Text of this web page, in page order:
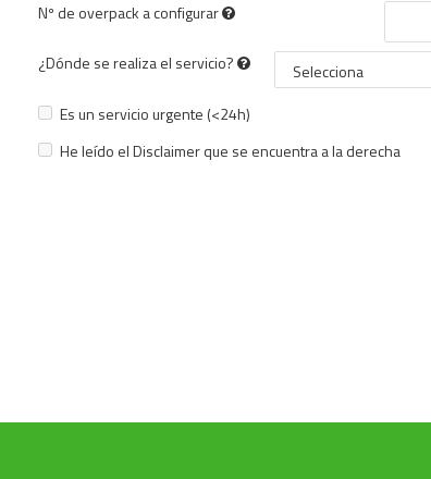
Nº de overpack a configurar
¿Dónde se realiza el servicio?
Es un servicio urgente (<24h)
He leído el Disclaimer que se encuentra a la derecha